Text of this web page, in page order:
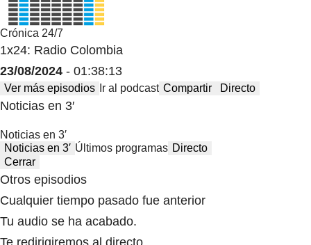
Crónica 24/7
1x24: Radio Colombia
23/08/2024 - 01:38:13
Ver más episodios Ir al podcast Compartir Directo
Noticias en 3′
Noticias en 3′
Noticias en 3′ Últimos programas Directo
Cerrar
Otros episodios
Cualquier tiempo pasado fue anterior
Tu audio se ha acabado.
Te redirigiremos al directo.